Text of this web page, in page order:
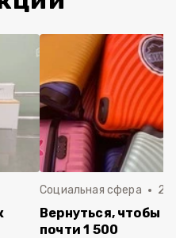
Социальная сфера 20
Вернуться, чтобы
почти 1 500